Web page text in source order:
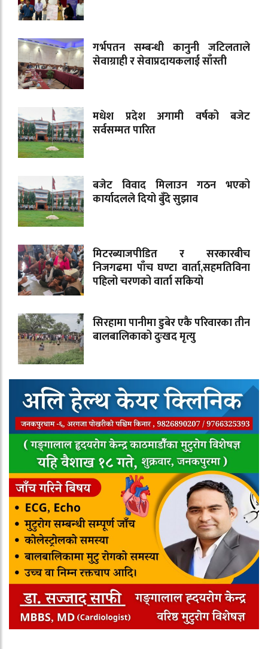
गर्भपतन सम्बन्धी कानुनी जटिलताले
सेवाग्राही र सेवाप्रदायकलाई साँस्ती
मधेश प्रदेश अगामी वर्षको बजेट
सर्वसम्मत पारित
बजेट विवाद मिलाउन गठन भएको
कार्यादलले दियो बुँदे सुझाव
मिटरब्याजपीडित र सरकारबीच
निजगढमा पाँच घण्टा वार्ता,सहमतिविना
पहिलो चरणको वार्ता सकियो
सिरहामा पानीमा डुबेर एकै परिवारका तीन
बालबालिकाको दुःखद मृत्यु